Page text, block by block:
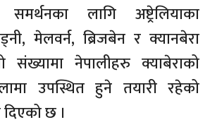
समर्थनका लागि अष्ट्रेलियाका
मेलवर्न, ब्रिजबेन र क्यानबेरा
संख्यामा नेपालीहरु क्याबेराको
उपस्थित हुने तयारी रहेको
छ ।